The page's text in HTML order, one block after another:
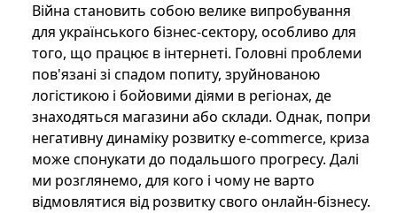
Війна становить собою велике випробування
для українського бізнес-сектору, особливо для
того, що працює в інтернеті. Головні проблеми
пов'язані зі спадом попиту, зруйнованою
логістикою і бойовими діями в регіонах, де
знаходяться магазини або склади. Однак, попри
негативну динаміку розвитку e-commerce, криза
може спонукати до подальшого прогресу. Далі
ми розглянемо, для кого і чому не варто
відмовлятися від розвитку свого онлайн-бізнесу.